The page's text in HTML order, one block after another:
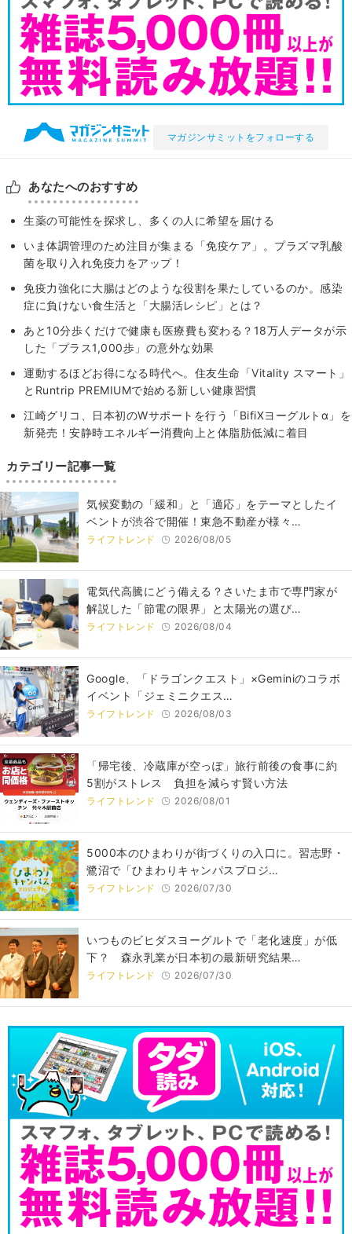
マガジンサミットをフォローする
あなたへのおすすめ
生薬の可能性を探求し、多くの人に希望を届ける
いま体調管理のため注目が集まる「免疫ケア」。プラズマ乳酸
菌を取り入れ免疫力をアップ！
免疫力強化に大腸はどのような役割を果たしているのか。感染
症に負けない食生活と「大腸活レシピ」とは？
あと10分歩くだけで健康も医療費も変わる？18万人データが示
した「プラス1,000歩」の意外な効果
運動するほどお得になる時代へ。住友生命「Vitality スマート」
とRuntrip PREMIUMで始める新しい健康習慣
江崎グリコ、日本初のWサポートを行う「BifiXヨーグルトα」を
新発売！安静時エネルギー消費向上と体脂肪低減に着目
カテゴリー記事一覧
気候変動の「緩和」と「適応」をテーマとしたイ
ベントが渋谷で開催！東急不動産が様々…
ライフトレンド 2026/08/05
電気代高騰にどう備える？さいたま市で専門家が
解説した「節電の限界」と太陽光の選び…
ライフトレンド 2026/08/04
Google、「ドラゴンクエスト」×Geminiのコラボ
イベント「ジェミニクエス…
ライフトレンド 2026/08/03
「帰宅後、冷蔵庫が空っぽ」旅行前後の食事に約
5割がストレス 負担を減らす賢い方法
ライフトレンド 2026/08/01
5000本のひまわりが街づくりの入口に。習志野・
鷺沼で「ひまわりキャンパスプロジ…
ライフトレンド 2026/07/30
いつものビヒダスヨーグルトで「老化速度」が低
下？ 森永乳業が日本初の最新研究結果…
ライフトレンド 2026/07/30